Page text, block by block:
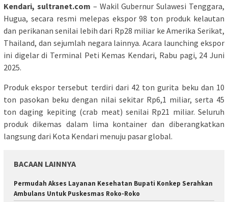
Kendari, sultranet.com – Wakil Gubernur Sulawesi Tenggara,
Hugua, secara resmi melepas ekspor 98 ton produk kelautan
dan perikanan senilai lebih dari Rp28 miliar ke Amerika Serikat,
Thailand, dan sejumlah negara lainnya. Acara launching ekspor
ini digelar di Terminal Peti Kemas Kendari, Rabu pagi, 24 Juni
2025.
Produk ekspor tersebut terdiri dari 42 ton gurita beku dan 10
ton pasokan beku dengan nilai sekitar Rp6,1 miliar, serta 45
ton daging kepiting (crab meat) senilai Rp21 miliar. Seluruh
produk dikemas dalam lima kontainer dan diberangkatkan
langsung dari Kota Kendari menuju pasar global.
BACAAN LAINNYA
Permudah Akses Layanan Kesehatan Bupati Konkep Serahkan
Ambulans Untuk Puskesmas Roko-Roko